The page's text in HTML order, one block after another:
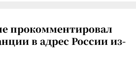
прокомментировал
в адрес России из-